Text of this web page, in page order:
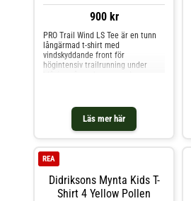
900 kr
Läs mer här
PRO Trail Wind LS Tee är en tunn
långärmad t-shirt med
vindskyddande front för
högintensiv trailrunning under
ventilerande jacquard-stickad trikå
i rygg och ärmar. T-shirten har även
raglanärmar för optimal
ventilationsdragkedja i halsen,
praktiska fickor och tejpad
halsöppning för att eliminera skav.
Plagget har dessutom silikonprint
på axlarna för ett säkert grepp när
Didriksons Mynta Kids T-
Shirt 4 Yellow Pollen
REA